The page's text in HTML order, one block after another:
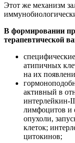
Этот же механизм
В формировании
терапевтической
атипичных
на их
активный в
лимфоцитов и
опухоли,
клеток;
цитокинов;